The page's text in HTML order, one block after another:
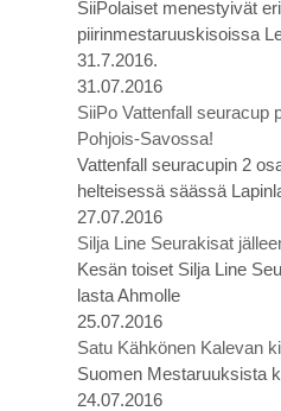
SiiPolaiset menestyivät
piirinmestaruuskisoissa
31.7.2016.
31.07.2016
SiiPo Vattenfall seuracup
Pohjois-Savossa!
Vattenfall seuracupin 2
helteisessä säässä
27.07.2016
Silja Line Seurakisat
Kesän toiset Silja Line
lasta Ahmolle
25.07.2016
Satu Kähkönen Kalevan
Suomen Mestaruuksista
24.07.2016